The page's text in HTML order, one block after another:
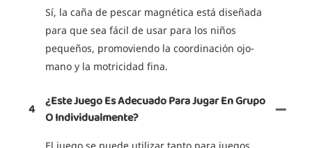
Sí, la caña de pescar magnética está diseñada
para que sea fácil de usar para los niños
pequeños, promoviendo la coordinación ojo-
mano y la motricidad fina.
4
¿Este Juego Es Adecuado Para Jugar En Grupo
O Individualmente?
El juego se puede utilizar tanto para juegos